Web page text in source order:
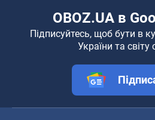
OBOZ.UA в
Підписуйтесь, щоб бути в
України та світу